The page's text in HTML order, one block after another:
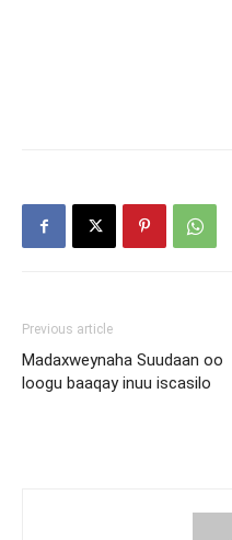
Previous article
Madaxweynaha Suudaan oo
loogu baaqay inuu iscasilo